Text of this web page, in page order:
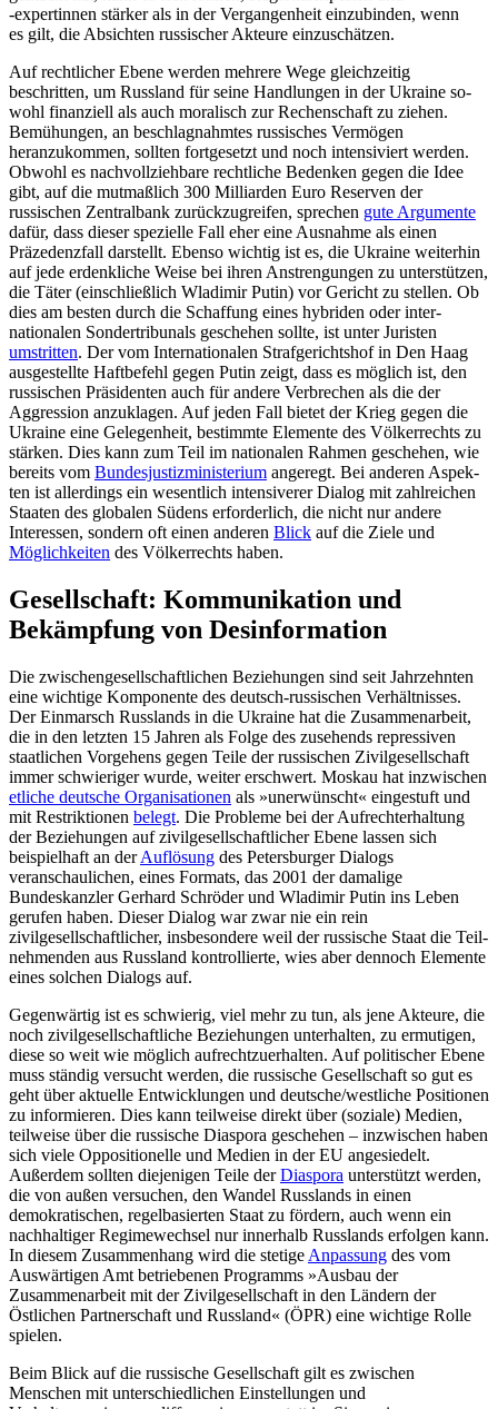
‑expertinnen stärker als in der Vergangenheit einzubinden, wenn
es gilt, die Absichten russischer Akteure ein­zuschätzen.
Auf rechtlicher Ebene werden mehrere Wege gleichzeitig
beschritten, um Russland für seine Handlungen in der Ukraine so­
wohl finanziell als auch moralisch zur Rechenschaft zu ziehen.
Bemühungen, an beschlagnahmtes russisches Vermögen
heranzukommen, sollten fortgesetzt und noch intensiviert werden.
Obwohl es nach­vollziehbare rechtliche Bedenken gegen die Idee
gibt, auf die mutmaßlich 300 Milliarden Euro Reserven der
russischen Zentralbank zurückzugreifen, sprechen gute Argu­mente
dafür, dass dieser spezielle Fall eher eine Ausnahme als einen
Präzedenzfall darstellt. Ebenso wichtig ist es, die Ukraine weiterhin
auf jede erdenkliche Weise bei ihren Anstrengungen zu unterstützen,
die Täter (einschließlich Wladimir Putin) vor Gericht zu stellen. Ob
dies am besten durch die Schaffung eines hybriden oder inter­
nationalen Sondertribunals geschehen sollte, ist unter Juristen
umstritten. Der vom Internationalen Strafgerichtshof in Den Haag
ausgestellte Haftbefehl gegen Putin zeigt, dass es möglich ist, den
russi­schen Präsidenten auch für andere Ver­brechen als die der
Aggression anzuklagen. Auf jeden Fall bietet der Krieg gegen die
Ukraine eine Gelegenheit, bestimmte Ele­mente des Völkerrechts zu
stärken. Dies kann zum Teil im nationalen Rahmen geschehen, wie
bereits vom Bundesjustiz­ministerium angeregt. Bei anderen Aspek­
ten ist allerdings ein wesentlich intensive­rer Dialog mit zahlreichen
Staaten des glo­balen Südens erforderlich, die nicht nur andere
Interessen, sondern oft einen anderen Blick auf die Ziele und
Möglich­keiten des Völkerrechts haben.
Gesellschaft: Kommunikation und
Bekämpfung von Desinformation
Die zwischengesellschaftlichen Beziehungen sind seit Jahrzehnten
eine wichtige Komponente des deutsch-russischen Ver­hält­nisses.
Der Einmarsch Russlands in die Ukraine hat die Zusammenarbeit,
die in den letzten 15 Jahren als Folge des zusehends repressiven
staatlichen Vorgehens gegen Teile der russischen Zivilgesellschaft
immer schwieriger wurde, weiter erschwert. Mos­kau hat inzwischen
etliche deutsche Orga­nisationen als »unerwünscht« eingestuft und
mit Restriktionen belegt. Die Probleme bei der Aufrechterhaltung
der Beziehungen auf zivilgesellschaftlicher Ebene lassen sich
beispielhaft an derAuflösung des Petersburger Dialogs
veranschaulichen, eines For­mats, das 2001 der damalige
Bundeskanzler Gerhard Schröder und Wladimir Putin ins Leben
gerufen haben. Dieser Dialog war zwar nie ein rein
zivilgesellschaftlicher, ins­besondere weil der russische Staat die Teil­
nehmenden aus Russland kontrollierte, wies aber dennoch Elemente
eines solchen Dialogs auf.
Gegenwärtig ist es schwierig, viel mehr zu tun, als jene Akteure, die
noch zivil­gesellschaftliche Beziehungen unterhalten, zu ermutigen,
diese so weit wie möglich aufrechtzuerhalten. Auf politischer Ebene
muss ständig versucht werden, die russi­sche Gesellschaft so gut es
geht über ak­tuelle Entwicklungen und deutsche/west­liche Positionen
zu informieren. Dies kann teilweise direkt über (soziale) Medien,
teil­weise über die russische Diaspora geschehen – inzwischen haben
sich viele Oppo­sitionelle und Medien in der EU angesiedelt.
Außerdem sollten diejenigen Teile derDia­spora unterstützt werden,
die von außen versuchen, den Wandel Russlands in einen
demokratischen, regelbasierten Staat zu för­dern, auch wenn ein
nachhaltiger Regimewechsel nur innerhalb Russlands erfolgen kann.
In diesem Zusammenhang wird die stetige Anpassung des vom
Auswärtigen Amt betriebenen Programms »Ausbau der
Zusammenarbeit mit der Zivilgesellschaft in den Ländern der
Östlichen Partnerschaft und Russland« (ÖPR) eine wichtige Rolle
spielen.
Beim Blick auf die russische Gesellschaft gilt es zwischen
Menschen mit unterschiedlichen Einstellungen und